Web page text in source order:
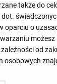
także do
o
od
osobowych